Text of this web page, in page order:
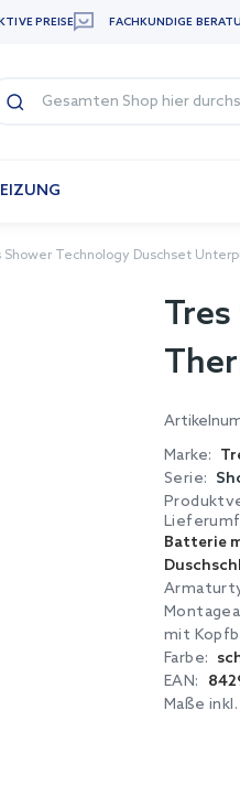
PREISE FACHKUNDIGE
Shower Technology Duschset
Marke:
Serie:
Batterie
mit
Farbe:
EAN:
Maße